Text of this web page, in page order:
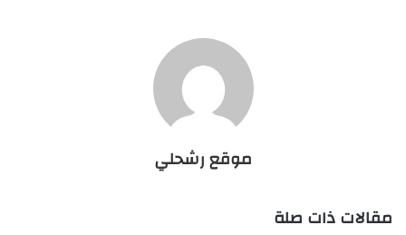
موقع رشحلي
مقالات ذات صلة